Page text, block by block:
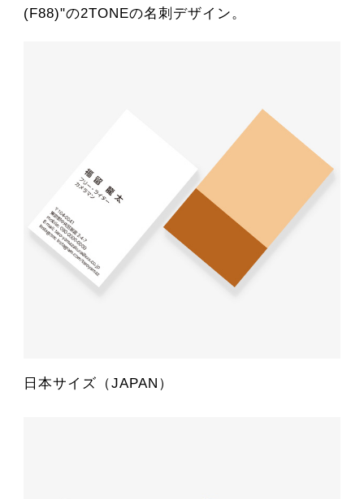
(F88)"の2TONEの名刺デザイン。
日本サイズ（JAPAN）